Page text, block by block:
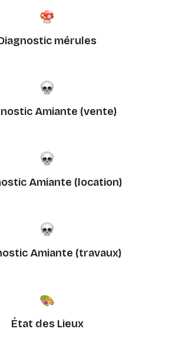
mérules
Amiante (vente)
Amiante (location)
Amiante (travaux)
État des Lieux